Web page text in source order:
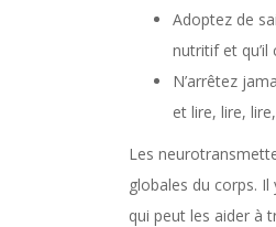
Adoptez de
nutritif et
N’arrêtez
et lire, lire,
Les
globales du corps.
qui peut les aider à